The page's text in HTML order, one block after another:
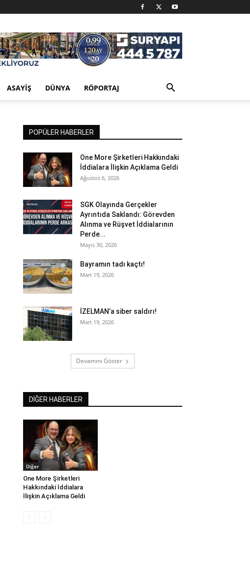
ASAYIŞ DÜNYA RÖPORTAJ
POPÜLER HABERLER
One More Şirketleri Hakkındaki
İddialara İlişkin Açıklama Geldi
Ağustos 6, 2026
SGK Olayında Gerçekler
Ayrıntıda Saklandı: Görevden
Alınma ve Rüşvet İddialarının
Perde...
Mayıs 30, 2026
Bayramın tadı kaçtı!
Mart 19, 2026
İZELMAN’a siber saldırı!
Mart 19, 2026
Devamını Göster
DİĞER HABERLER
Diğer
One More Şirketleri
Hakkındaki İddialara
İlişkin Açıklama Geldi